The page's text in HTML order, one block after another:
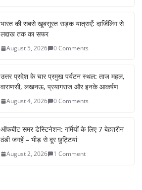
e
भारत की सबसे खूबसूरत सड़क यात्राएँ: दार्जिलिंग से
लद्दाख तक का सफर
August 5, 2026 0 Comments
उत्तर प्रदेश के चार प्रमुख पर्यटन स्थल: ताज महल,
वाराणसी, लखनऊ, प्रयागराज और इनके आकर्षण
August 4, 2026 0 Comments
ऑफबीट समर डेस्टिनेशन: गर्मियों के लिए 7 बेहतरीन
ठंडी जगहें – भीड़ से दूर छुट्टियां
August 2, 2026 1 Comment